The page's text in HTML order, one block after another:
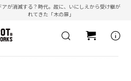
が消滅する？時代。故に、いにしえから受け継が
れてきた「木の扉」
お電話サポート」： 077-537-3901info